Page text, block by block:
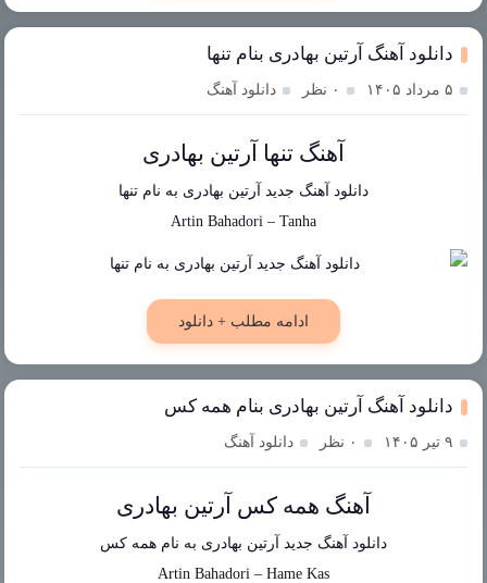
دانلود آهنگ آرتین بهادری بنام تنها
۵ مرداد ۱۴۰۵ ۰ نظر دانلود آهنگ
آهنگ تنها آرتین بهادری
دانلود آهنگ جدید آرتین بهادری به نام تنها
Artin Bahadori – Tanha
ادامه مطلب + دانلود
دانلود آهنگ آرتین بهادری بنام همه کس
۹ تیر ۱۴۰۵ ۰ نظر دانلود آهنگ
آهنگ همه کس آرتین بهادری
دانلود آهنگ جدید آرتین بهادری به نام همه کس
Artin Bahadori – Hame Kas